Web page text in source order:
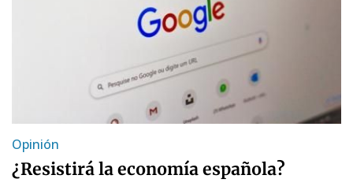
Opinión
¿Resistirá la economía española?